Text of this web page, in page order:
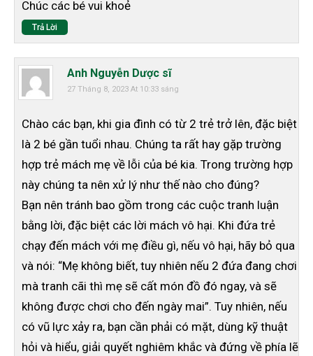
Chúc các bé vui khoẻ
Trả Lời
Anh Nguyễn Dược sĩ
27 Tháng 8, 2023 At 10:33 sáng
Chào các bạn, khi gia đình có từ 2 trẻ trở lên, đặc biệt
là 2 bé gần tuổi nhau. Chúng ta rất hay gặp trường
hợp trẻ mách mẹ về lỗi của bé kia. Trong trường hợp
này chúng ta nên xử lý như thế nào cho đúng?
Bạn nên tránh bao gồm trong các cuộc tranh luận
bằng lời, đặc biệt các lời mách vô hại. Khi đứa trẻ
chạy đến mách với mẹ điều gì, nếu vô hại, hãy bỏ qua
và nói: “Mẹ không biết, tuy nhiên nếu 2 đứa đang chơi
mà tranh cãi thì mẹ sẽ cất món đồ đó ngay, và sẽ
không được chơi cho đến ngày mai”. Tuy nhiên, nếu
có vũ lực xảy ra, bạn cần phải có mặt, dùng kỹ thuật
hỏi và hiểu, giải quyết nghiêm khắc và đứng về phía lẽ